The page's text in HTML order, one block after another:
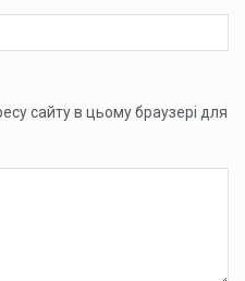
сайту в цьому браузері для